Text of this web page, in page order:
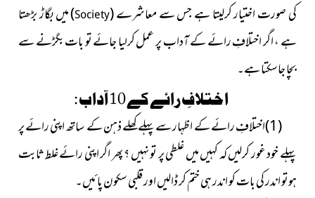
کی صورت اختیار کرلیتا ہے جس سےمعاشرے(
Society
)میںبگاڑ بڑھتا
ہے ، اگر اختلافِ رائے کے آداب پر عمل کرلیا جائے تو بات بگڑنے سے
بچا جاسکتا ہے۔
اختلافِ رائے کے 10 آداب :
(1)اختلافِ رائے کے اظہار سے پہلے کھلے ذہن کے ساتھ اپنی رائے پر
پہلے خود غور کرلیں کہ کہیں میں غلطی پر تو نہیں ؟ پھر اگر اپنی رائے غلط ثابت
ہوتو اندر کی بات کو اندر ہی ختم کر ڈالیں اور قلبی سکون پائیں۔